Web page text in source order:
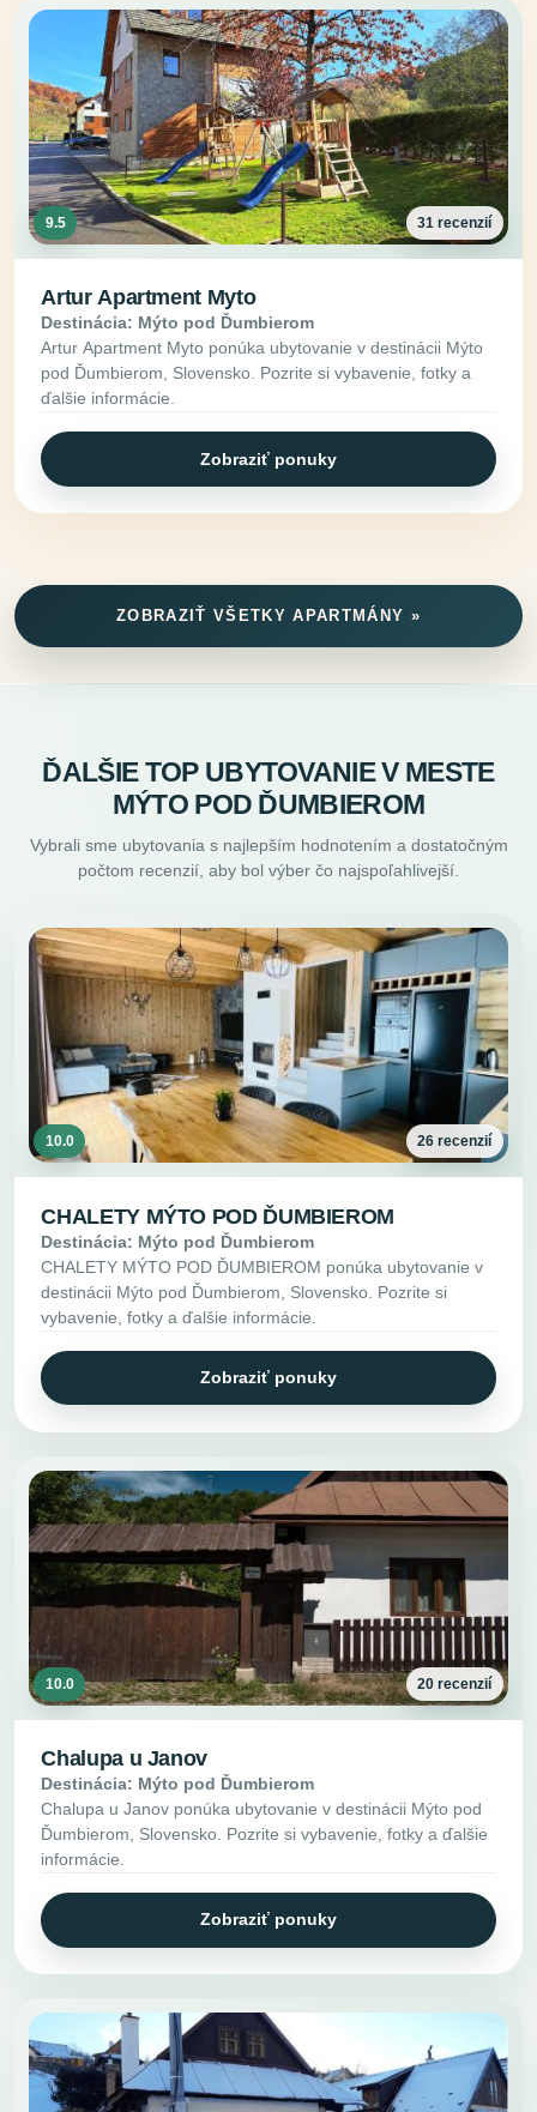
9.5 31 recenzií
Artur Apartment Myto
Destinácia: Mýto pod Ďumbierom
Artur Apartment Myto ponúka ubytovanie v destinácii Mýto
pod Ďumbierom, Slovensko. Pozrite si vybavenie, fotky a
ďalšie informácie.
Zobraziť ponuky
ZOBRAZIŤ VŠETKY APARTMÁNY »
ĎALŠIE TOP UBYTOVANIE V MESTE
MÝTO POD ĎUMBIEROM
Vybrali sme ubytovania s najlepším hodnotením a dostatočným
počtom recenzií, aby bol výber čo najspoľahlivejší.
10.0 26 recenzií
CHALETY MÝTO POD ĎUMBIEROM
Destinácia: Mýto pod Ďumbierom
CHALETY MÝTO POD ĎUMBIEROM ponúka ubytovanie v
destinácii Mýto pod Ďumbierom, Slovensko. Pozrite si
vybavenie, fotky a ďalšie informácie.
Zobraziť ponuky
10.0 20 recenzií
Chalupa u Janov
Destinácia: Mýto pod Ďumbierom
Chalupa u Janov ponúka ubytovanie v destinácii Mýto pod
Ďumbierom, Slovensko. Pozrite si vybavenie, fotky a ďalšie
informácie.
Zobraziť ponuky